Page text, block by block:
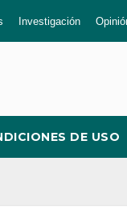
Investigación
DE USO